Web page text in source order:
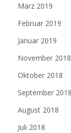
März 2019
Februar 2019
Januar 2019
November 2018
Oktober 2018
September 2018
August 2018
Juli 2018